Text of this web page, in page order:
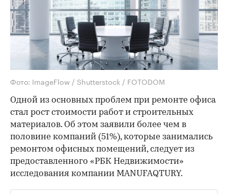
Фото: ImageFlow / Shutterstock / FOTODOM
Одной из основных проблем при ремонте офиса
стал рост стоимости работ и строительных
материалов. Об этом заявили более чем в
половине компаний (51%), которые занимались
ремонтом офисных помещений, следует из
предоставленного «РБК Недвижимости»
исследования компании MANUFAQTURY.